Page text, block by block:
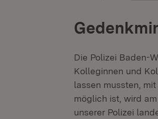
Die Polizei Baden-
Kolleginnen und
lassen mussten,
möglich ist, wird
unserer Polizei